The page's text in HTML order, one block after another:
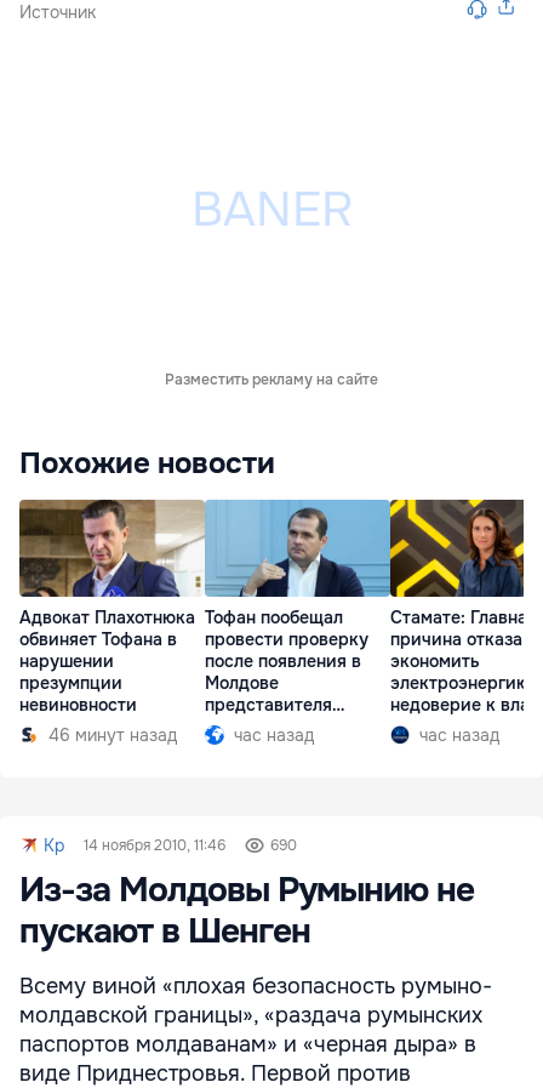
Источник
Разместить рекламу на сайте
Похожие новости
Адвокат Плахотнюка
обвиняет Тофана в
нарушении
презумпции
невиновности
46 минут назад
Тофан пообещал
провести проверку
после появления в
Молдове
представителя
Южной Осетии
час назад
Стамате: Главная
причина отказа
экономить
электроэнергию
недоверие к
час назад
Kp 14 ноября 2010, 11:46 690
Из-за Молдовы Румынию не
пускают в Шенген
Всему виной «плохая безопасность румыно-
молдавской границы», «раздача румынских
паспортов молдаванам» и «черная дыра» в
виде Приднестровья. Первой против